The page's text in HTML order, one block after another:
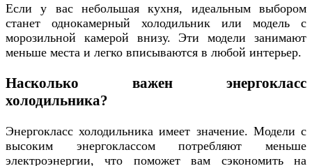
Если у вас небольшая кухня, идеальным выбором
станет однокамерный холодильник или модель с
морозильной камерой внизу. Эти модели занимают
меньше места и легко вписываются в любой интерьер.
Насколько важен энергокласс
холодильника?
Энергокласс холодильника имеет значение. Модели с
высоким энергоклассом потребляют меньше
электроэнергии, что поможет вам сэкономить на